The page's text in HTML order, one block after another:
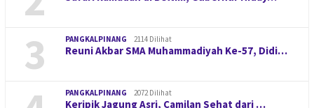
3 PANGKALPINANG 2114 Dilihat
Reuni Akbar SMA Muhammadiyah Ke-57, Didi…
PANGKALPINANG 2072 Dilihat
Keripik Jagung Asri, Camilan Sehat dari …